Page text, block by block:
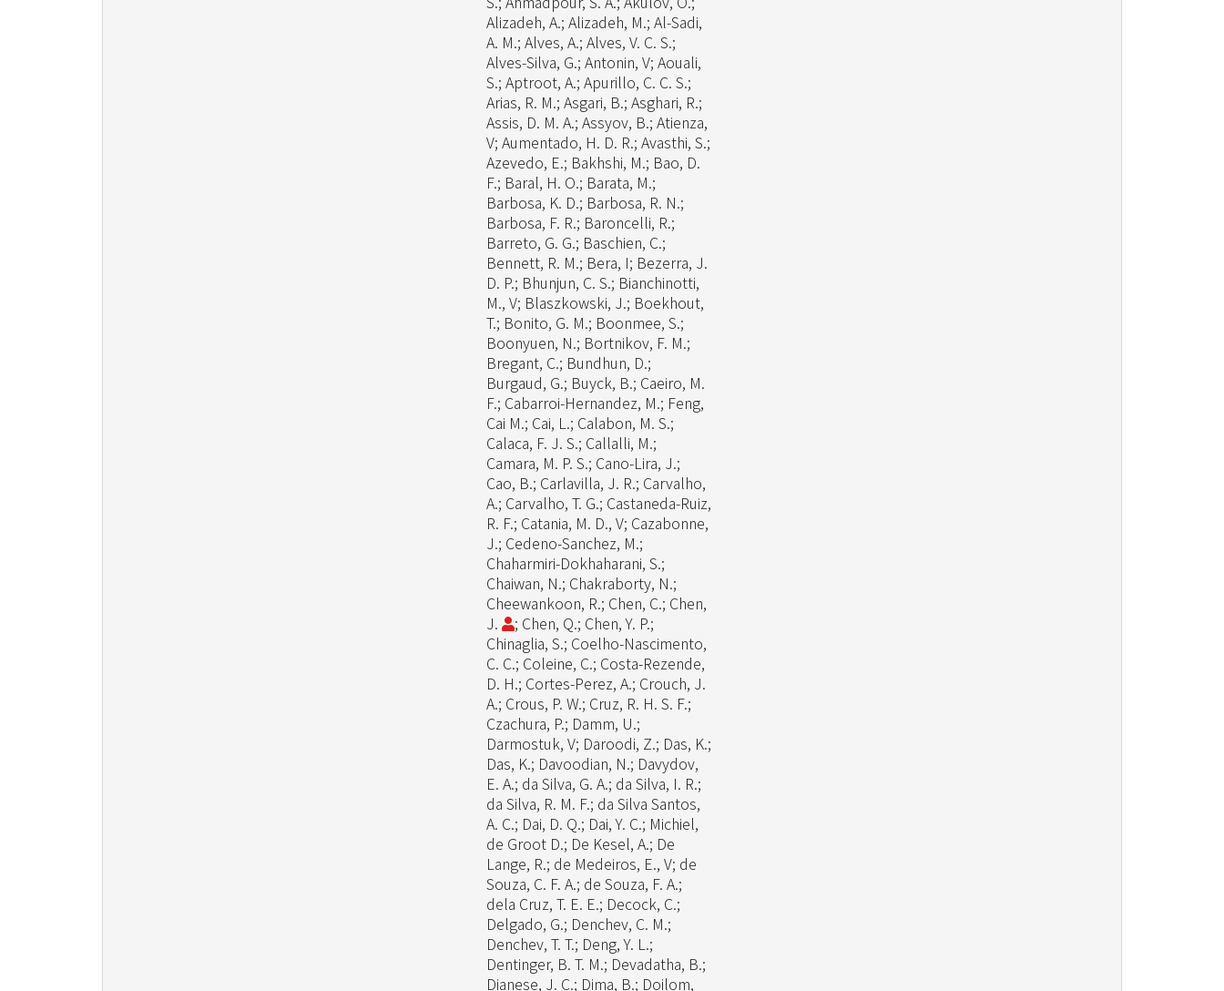
Alizadeh, A.; Alizadeh, M.; Al-Sadi,
A. M.; Alves, A.; Alves, V. C. S.;
Alves-Silva, G.; Antonin, V; Aouali,
S.; Aptroot, A.; Apurillo, C. C. S.;
Arias, R. M.; Asgari, B.; Asghari, R.;
Assis, D. M. A.; Assyov, B.; Atienza,
V; Aumentado, H. D. R.; Avasthi, S.;
Azevedo, E.; Bakhshi, M.; Bao, D.
F.; Baral, H. O.; Barata, M.;
Barbosa, K. D.; Barbosa, R. N.;
Barbosa, F. R.; Baroncelli, R.;
Barreto, G. G.; Baschien, C.;
Bennett, R. M.; Bera, I; Bezerra, J.
D. P.; Bhunjun, C. S.; Bianchinotti,
M., V; Blaszkowski, J.; Boekhout,
T.; Bonito, G. M.; Boonmee, S.;
Boonyuen, N.; Bortnikov, F. M.;
Bregant, C.; Bundhun, D.;
Burgaud, G.; Buyck, B.; Caeiro, M.
F.; Cabarroi-Hernandez, M.; Feng,
Cai M.; Cai, L.; Calabon, M. S.;
Calaca, F. J. S.; Callalli, M.;
Camara, M. P. S.; Cano-Lira, J.;
Cao, B.; Carlavilla, J. R.; Carvalho,
A.; Carvalho, T. G.; Castaneda-Ruiz,
R. F.; Catania, M. D., V; Cazabonne,
J.; Cedeno-Sanchez, M.;
Chaharmiri-Dokhaharani, S.;
Chaiwan, N.; Chakraborty, N.;
Cheewankoon, R.; Chen, C.; Chen,
J.
; Chen, Q.; Chen, Y. P.;
Chinaglia, S.; Coelho-Nascimento,
C. C.; Coleine, C.; Costa-Rezende,
D. H.; Cortes-Perez, A.; Crouch, J.
A.; Crous, P. W.; Cruz, R. H. S. F.;
Czachura, P.; Damm, U.;
Darmostuk, V; Daroodi, Z.; Das, K.;
Das, K.; Davoodian, N.; Davydov,
E. A.; da Silva, G. A.; da Silva, I. R.;
da Silva, R. M. F.; da Silva Santos,
A. C.; Dai, D. Q.; Dai, Y. C.; Michiel,
de Groot D.; De Kesel, A.; De
Lange, R.; de Medeiros, E., V; de
Souza, C. F. A.; de Souza, F. A.;
dela Cruz, T. E. E.; Decock, C.;
Delgado, G.; Denchev, C. M.;
Denchev, T. T.; Deng, Y. L.;
Dentinger, B. T. M.; Devadatha, B.;
Dianese, J. C.; Dima, B.; Doilom,